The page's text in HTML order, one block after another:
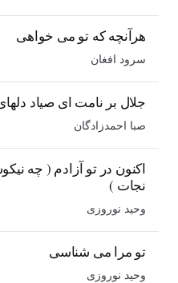
هرآنچه که تو می خواهی
سرود افغان
جلال بر نامت ای صیاد
صبا احمدزادگان
اکنون در تو آزادم ( چه
نجات )
وحید نوروزی
تو مرا می شناسی
وحید نوروزی